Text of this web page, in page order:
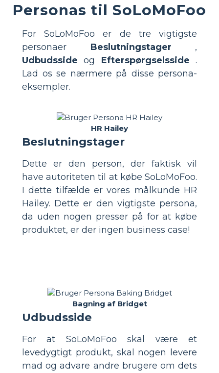
Personas til SoLoMoFoo
For SoLoMoFoo er de tre vigtigste
personaer Beslutningstager ,
Udbudsside og Efterspørgselsside .
Lad os se nærmere på disse persona-
eksempler.
HR Hailey
Beslutningstager
Dette er den person, der faktisk vil
have autoriteten til at købe SoLoMoFoo.
I dette tilfælde er vores målkunde HR
Hailey. Dette er den vigtigste persona,
da uden nogen presser på for at købe
produktet, er der ingen business case!
Bagning af Bridget
Udbudsside
For at SoLoMoFoo skal være et
levedygtigt produkt, skal nogen levere
mad og advare andre brugere om dets